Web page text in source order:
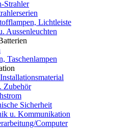
Strahler
Lichtleiste
Aussenleuchten
Taschenlampen
Zubehör
Sicherheit
u. Kommunikation
Computer